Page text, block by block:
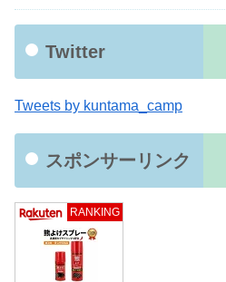
Twitter
Tweets by kuntama_camp
スポンサーリンク